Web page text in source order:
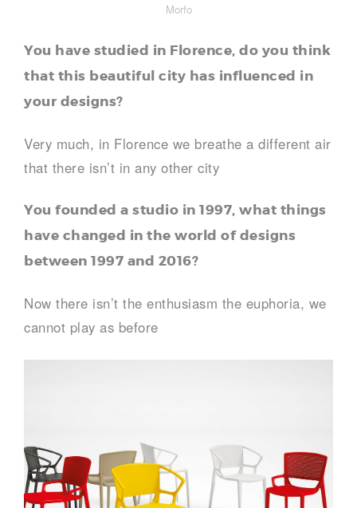
Morfo
You have studied in Florence, do you think
that this beautiful city has influenced in
your designs?
Very much, in Florence we breathe a different air
that there isn’t in any other city
You founded a studio in 1997, what things
have changed in the world of designs
between 1997 and 2016?
Now there isn’t the enthusiasm the euphoria, we
cannot play as before